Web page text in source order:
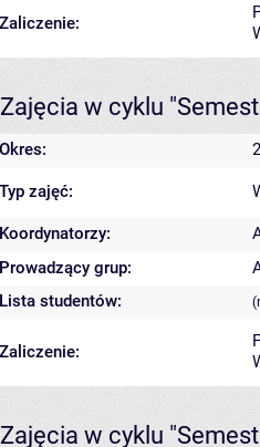
Zaliczenie:
Zajęcia w cyklu
Okres:
Typ zajęć:
Koordynatorzy:
Prowadzący grup:
Lista studentów:
Zaliczenie:
Zajęcia w cyklu